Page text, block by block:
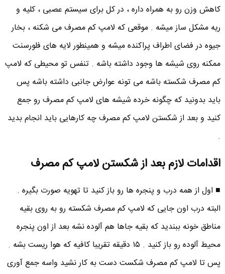
کاهش وزن رو به همراه داره ، در کل برای سیستم عصبی ، کلیه و
ریه مشکل ساز میشه . موقعی که لامپ کم مصرف می شکنه ، بخار
جیوه در فضای اطراف پراکنده میشه و همینطور لایه های فلورسنت
ممکنه روی شیشه ها وجود داشته باشه . تنفس تو محیطی که لامپ
کم مصرف شکسته باشه می تونه عوارض جانبی داشته باشه پس
باید بدونید که چگونه خرده شیشه های لامپ کم مصرف رو جمع
کنید و بعد از شکستن لامپ کم مصرف چه کارهایی باید انجام بدید
.
اقدامات لازم بعد از شکستن لامپ کم مصرف
■ اول از همه درب و پنجره ها رو باز کنید تا تهویه صورت بگیره .
البته درب اون جایی که لامپ کم مصرف شکسته رو به روی بقیه
مناطق خونه ببندید که بقیه جاها هم آلوده نشه بعد از اون پنجره
محیط آلوده رو باز کنید . ۱۵ دقیقه تقریبا کافیه که هوا ریست بشه .
پس تا لامپ کم مصرف شکست دست به کار نشید واسه جمع آوری